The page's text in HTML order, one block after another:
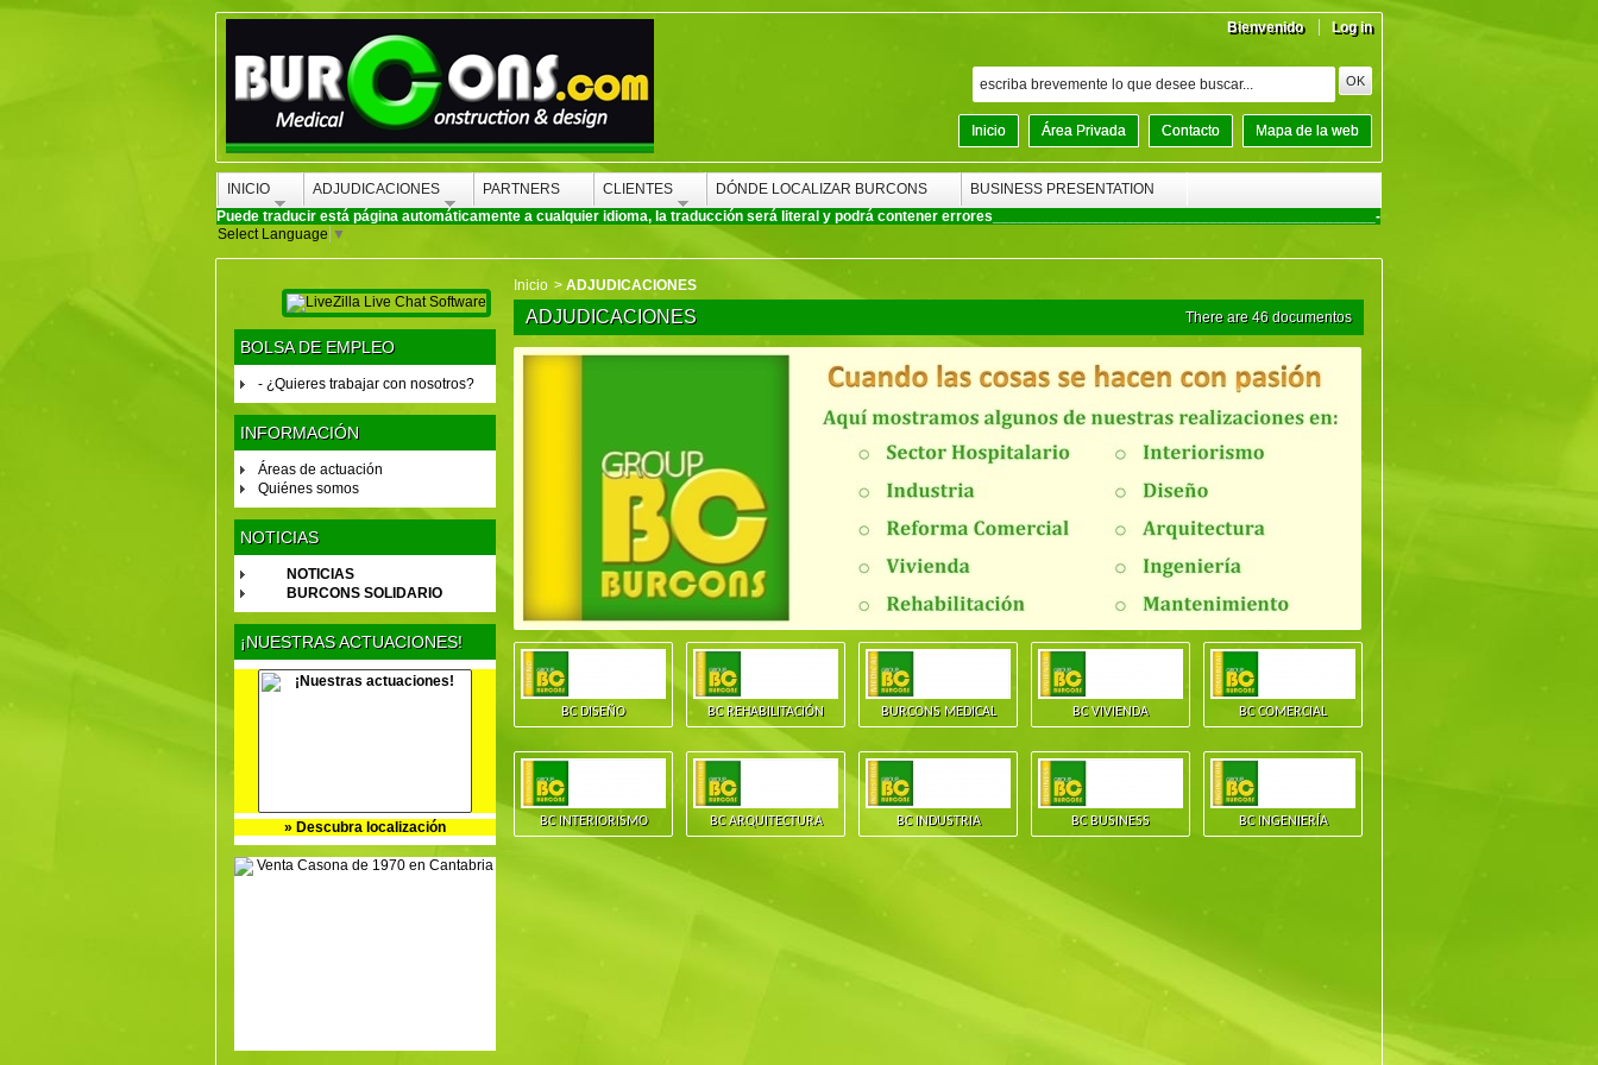
Bienvenido Log in
Inicio Área Privada Contacto Mapa de la web
INICIO ADJUDICACIONES PARTNERS CLIENTES DÓNDE LOCALIZAR BURCONS
BUSINESS PRESENTATION
Puede traducir está página automáticamente a cualquier idioma, la traducción será literal y podrá contener errores ______________________________________________-
Select Language ▼
BOLSA DE EMPLEO
- ¿Quieres trabajar con nosotros?
INFORMACIÓN
Áreas de actuación
Quiénes somos
NOTICIAS
NOTICIAS
BURCONS SOLIDARIO
¡NUESTRAS ACTUACIONES!
» Descubra localización
Inicio > ADJUDICACIONES
ADJUDICACIONES There are 46 documentos
BC DISEÑO BC REHABILITACIÓN BURCONS MEDICAL BC VIVIENDA BC COMERCIAL
BC INTERIORISMO BC ARQUITECTURA BC INDUSTRIA BC BUSINESS BC INGENIERÍA